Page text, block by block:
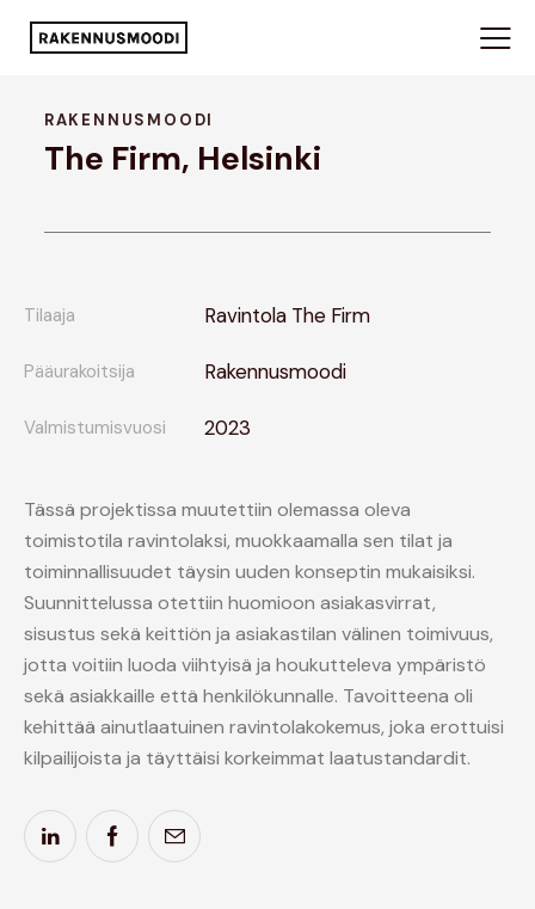
RAKENNUSMOODI
The Firm, Helsinki
Tilaaja Ravintola The Firm
Pääurakoitsija Rakennusmoodi
Valmistumisvuosi 2023
Tässä projektissa muutettiin olemassa oleva
toimistotila ravintolaksi, muokkaamalla sen tilat ja
toiminnallisuudet täysin uuden konseptin mukaisiksi.
Suunnittelussa otettiin huomioon asiakasvirrat,
sisustus sekä keittiön ja asiakastilan välinen toimivuus,
jotta voitiin luoda viihtyisä ja houkutteleva ympäristö
sekä asiakkaille että henkilökunnalle. Tavoitteena oli
kehittää ainutlaatuinen ravintolakokemus, joka erottuisi
kilpailijoista ja täyttäisi korkeimmat laatustandardit.